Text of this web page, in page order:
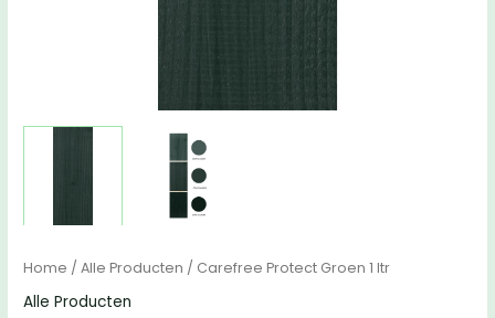
Home /Alle Producten / Carefree Protect Groen 1 ltr
Alle Producten